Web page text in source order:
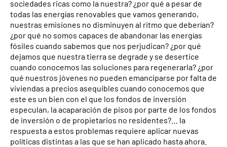
sociedades ricas como la nuestra? ¿por qué a pesar de
todas las energías renovables que vamos generando,
nuestras emisiones no disminuyen al ritmo que deberían?
¿por qué no somos capaces de abandonar las energías
fósiles cuando sabemos que nos perjudican? ¿por qué
dejamos que nuestra tierra se degrade y se desertice
cuando conocemos las soluciones para regenerarla? ¿por
qué nuestros jóvenes no pueden emanciparse por falta de
viviendas a precios asequibles cuando conocemos que
este es un bien con el que los fondos de inversión
especulan, la acaparación de pisos por parte de los fondos
de inversión o de propietarios no residentes?… la
respuesta a estos problemas requiere aplicar nuevas
políticas distintas a las que se han aplicado hasta ahora.